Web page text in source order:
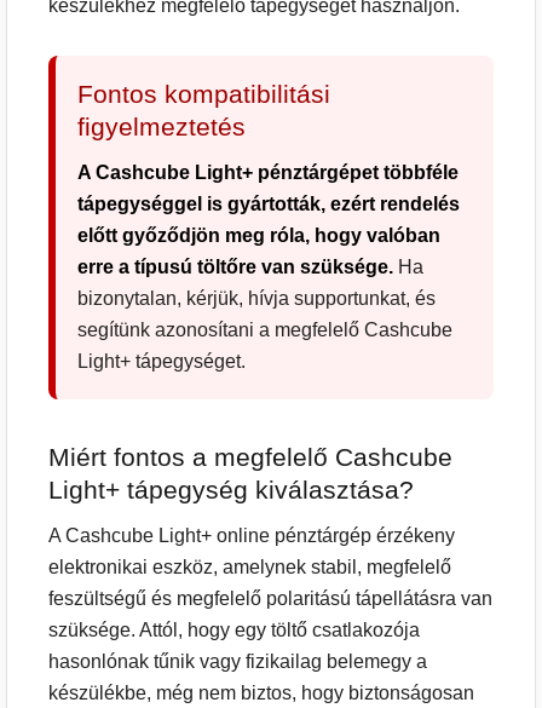
készülékhez megfelelő tápegységet használjon.
Fontos kompatibilitási
figyelmeztetés
A Cashcube Light+ pénztárgépet többféle
tápegységgel is gyártották, ezért rendelés
előtt győződjön meg róla, hogy valóban
erre a típusú töltőre van szüksége. Ha
bizonytalan, kérjük, hívja supportunkat, és
segítünk azonosítani a megfelelő Cashcube
Light+ tápegységet.
Miért fontos a megfelelő Cashcube
Light+ tápegység kiválasztása?
A Cashcube Light+ online pénztárgép érzékeny
elektronikai eszköz, amelynek stabil, megfelelő
feszültségű és megfelelő polaritású tápellátásra van
szüksége. Attól, hogy egy töltő csatlakozója
hasonlónak tűnik vagy fizikailag belemegy a
készülékbe, még nem biztos, hogy biztonságosan